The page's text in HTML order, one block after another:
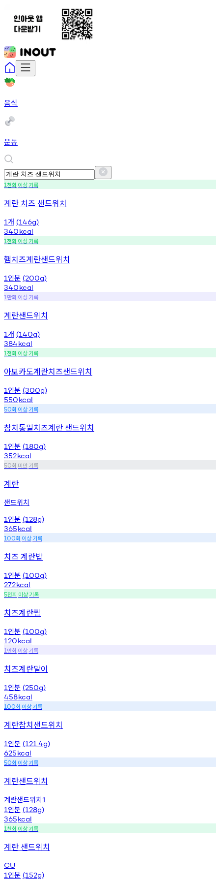
음식
운동
1천회 이상기록
계란 치즈 샌드위치
1 개 (146g)
340kcal
1천회 이상기록
햄치즈계란샌드위치
1 인분 (200g)
340kcal
1 만회 이상기록
계란샌드위치
1 개 (140g)
384kcal
1천회 이상기록
아보카도계란치즈샌드위치
1 인분 (300g)
550kcal
50회 이상기록
참치통밀치즈계란 샌드위치
1 인분 (180g)
352kcal
50회 미만기록
계란
샌드위치
1 인분 (128g)
365kcal
100회 이상기록
치즈 계란밥
1 인분 (100g)
272kcal
5천회 이상기록
치즈계란찜
1 인분 (100g)
120kcal
1 만회 이상기록
치즈계란말이
1 인분 (250g)
458kcal
100회 이상기록
계란참치샌드위치
1 인분 (121.4g)
625kcal
50회 이상기록
계란샌드위치
계란샌드위치1
1 인분 (128g)
365kcal
1천회 이상기록
계란 샌드위치
CU
1 인분 (152g)